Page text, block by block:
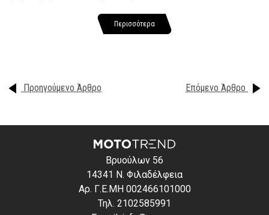
Περισσότερα
Προηγούμενο Άρθρο Επόμενο Άρθρο
Βρυούλων 56
14341 Ν. Φιλαδέλφεια
Αρ. Γ.Ε.ΜΗ 002466101000
Τηλ. 2102585991